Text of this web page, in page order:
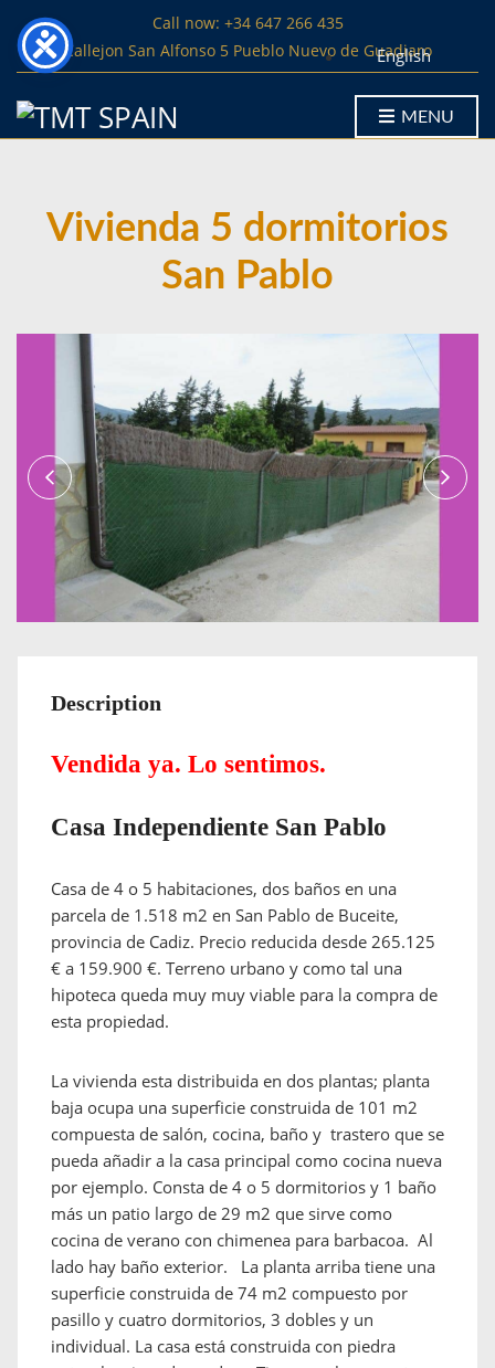
Call now: +34 647 266 435
Callejon San Alfonso 5 Pueblo Nuevo de Guadiaro
English
MENU
Vivienda 5 dormitorios
San Pablo
Description
Vendida ya. Lo sentimos.
Casa Independiente San Pablo
Casa de 4 o 5 habitaciones, dos baños en una
parcela de 1.518 m2 en San Pablo de Buceite,
provincia de Cadiz. Precio reducida desde 265.125
€ a 159.900 €. Terreno urbano y como tal una
hipoteca queda muy muy viable para la compra de
esta propiedad.
La vivienda esta distribuida en dos plantas; planta
baja ocupa una superficie construida de 101 m2
compuesta de salón, cocina, baño y trastero que se
pueda añadir a la casa principal como cocina nueva
por ejemplo. Consta de 4 o 5 dormitorios y 1 baño
más un patio largo de 29 m2 que sirve como
cocina de verano con chimenea para barbacoa. Al
lado hay baño exterior. La planta arriba tiene una
superficie construida de 74 m2 compuesto por
pasillo y cuatro dormitorios, 3 dobles y un
individual. La casa está construida con piedra